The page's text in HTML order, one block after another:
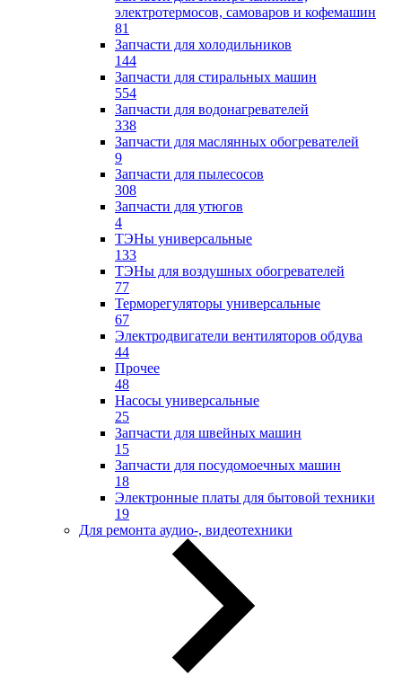
электротермосов, самоваров и кофемашин
81
Запчасти для холодильников
144
Запчасти для стиральных машин
554
Запчасти для водонагревателей
338
Запчасти для маслянных обогревателей
9
Запчасти для пылесосов
308
Запчасти для утюгов
4
ТЭНы универсальные
133
ТЭНы для воздушных обогревателей
77
Терморегуляторы универсальные
67
Электродвигатели вентиляторов обдува
44
Прочее
48
Насосы универсальные
25
Запчасти для швейных машин
15
Запчасти для посудомоечных машин
18
Электронные платы для бытовой техники
19
Для ремонта аудио-, видеотехники